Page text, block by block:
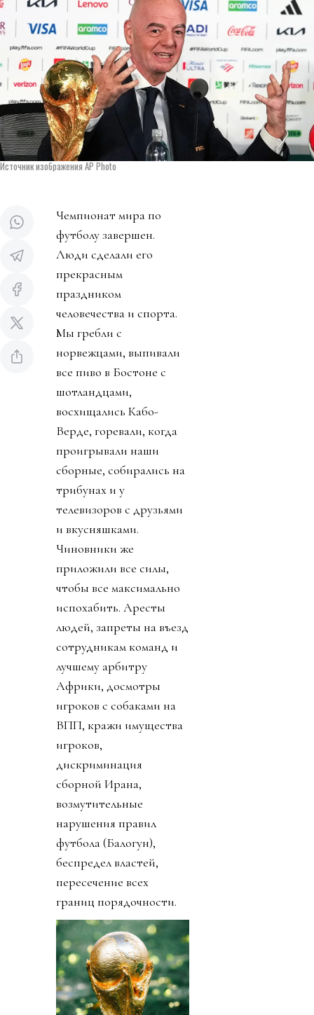
Источник изображения AP Photo
Чемпионат мира по
футболу завершен.
Люди сделали его
прекрасным
праздником
человечества и спорта.
Мы гребли с
норвежцами, выпивали
все пиво в Бостоне с
шотландцами,
восхищались Кабо-
Верде, горевали, когда
проигрывали наши
сборные, собирались на
трибунах и у
телевизоров с друзьями
и вкусняшками.
Чиновники же
приложили все силы,
чтобы все максимально
испохабить. Аресты
людей, запреты на въезд
сотрудникам команд и
лучшему арбитру
Африки, досмотры
игроков с собаками на
ВПП, кражи имущества
игроков,
дискриминация
сборной Ирана,
возмутительные
нарушения правил
футбола (Балогун),
беспредел властей,
пересечение всех
границ порядочности.